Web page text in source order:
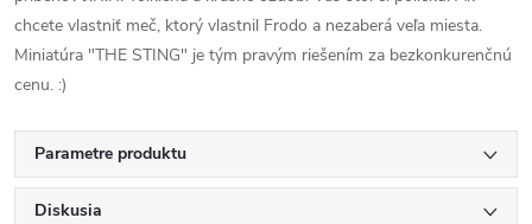
chcete vlastniť meč, ktorý vlastnil Frodo a nezaberá veľa miesta.
Miniatúra "THE STING" je tým pravým riešením za bezkonkurenčnú
cenu. :)
Parametre produktu
Diskusia